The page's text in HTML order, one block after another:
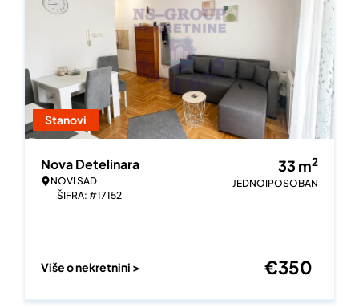
Stanovi
Nova Detelinara
NOVI SAD
ŠIFRA: #17152
33 m2
JEDNOIPOSOBAN
Više o nekretnini > €350